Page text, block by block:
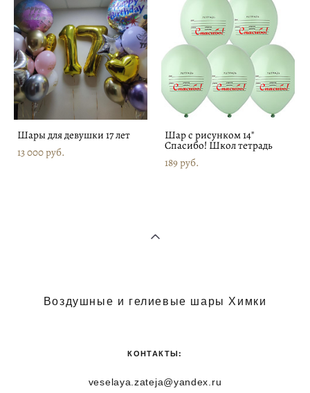
Шары для девушки 17 лет
13 000 pуб.
Шар с рисунком 14"
Спасибо! Школ тетрадь
189 pуб.
Воздушные и гелиевые шары Химки
КОНТАКТЫ:
veselaya.zateja@yandex.ru